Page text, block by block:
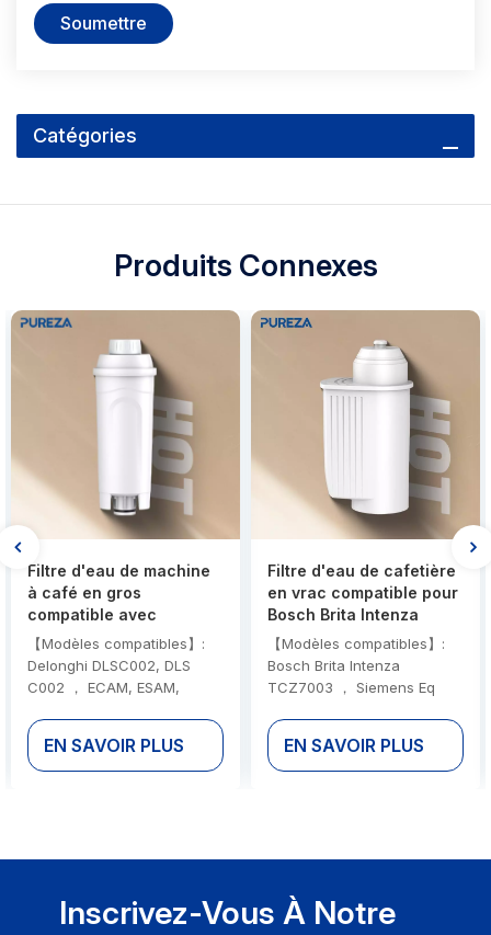
Soumettre
Catégories
Produits Connexes
Filtre d'eau de machine
à café en gros
compatible avec
Delonghi DLSC002
【Modèles compatibles】:
Delonghi DLSC002, DLS
C002 ， ECAM, ESAM,
EC800 【Certification】:
NSF 42 、 EPA 、 Tüv 、
FCM 【Matériel】: Carbon
vrac délai de livraison】: 12-
personnalisation
complètes】: Accessoires
EN SAVOIR PLUS
Filtre d'eau de cafetière
en vrac compatible pour
Bosch Brita Intenza
TCZ7003 pour la
prévention de l'échelle
【Modèles compatibles】:
Bosch Brita Intenza
TCZ7003 ， Siemens Eq
【Certification】: NSF 42 、
EPA 、 Tüv 、 FCM
【Matériel】: Carbon activé
vrac délai de livraison】: 12-
personnalisation
complètes】: Accessoires
EN SAVOIR PLUS
Inscrivez-Vous À Notre